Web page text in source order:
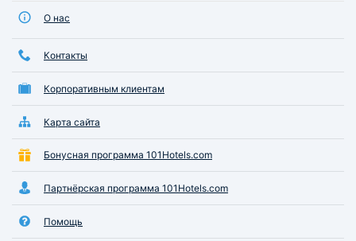
О нас
Контакты
Корпоративным клиентам
Карта сайта
Бонусная программа 101Hotels.com
Партнёрская программа 101Hotels.com
Помощь